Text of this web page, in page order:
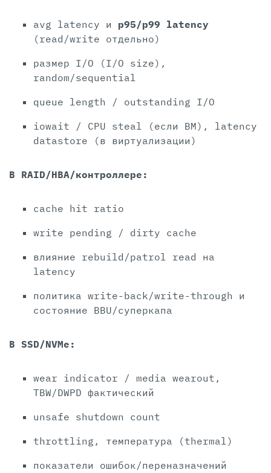
avg latency и p95/p99 latency
(read/write отдельно)
размер I/O (I/O size),
random/sequential
queue length / outstanding I/O
iowait / CPU steal (если ВМ), latency
datastore (в виртуализации)
В RAID/HBA/контроллере:
cache hit ratio
write pending / dirty cache
влияние rebuild/patrol read на
latency
политика write-back/write-through и
состояние BBU/суперкапа
В SSD/NVMe:
wear indicator / media wearout,
TBW/DWPD фактический
unsafe shutdown count
throttling, температура (thermal)
показатели ошибок/переназначений